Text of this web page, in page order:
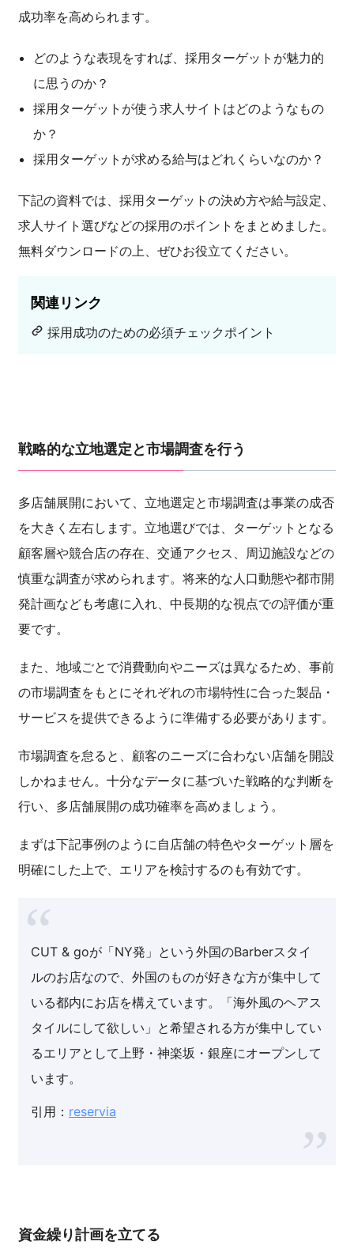
成功率を高められます。
どのような表現をすれば、採用ターゲットが魅力的
に思うのか？
採用ターゲットが使う求人サイトはどのようなもの
か？
採用ターゲットが求める給与はどれくらいなのか？
下記の資料では、採用ターゲットの決め方や給与設定、
求人サイト選びなどの採用のポイントをまとめました。
無料ダウンロードの上、ぜひお役立てください。
関連リンク
採用成功のための必須チェックポイント
戦略的な立地選定と市場調査を行う
多店舗展開において、立地選定と市場調査は事業の成否
を大きく左右します。立地選びでは、ターゲットとなる
顧客層や競合店の存在、交通アクセス、周辺施設などの
慎重な調査が求められます。将来的な人口動態や都市開
発計画なども考慮に入れ、中長期的な視点での評価が重
要です。
また、地域ごとで消費動向やニーズは異なるため、事前
の市場調査をもとにそれぞれの市場特性に合った製品・
サービスを提供できるように準備する必要があります。
市場調査を怠ると、顧客のニーズに合わない店舗を開設
しかねません。十分なデータに基づいた戦略的な判断を
行い、多店舗展開の成功確率を高めましょう。
まずは下記事例のように自店舗の特色やターゲット層を
明確にした上で、エリアを検討するのも有効です。
CUT & goが「NY発」という外国のBarberスタイ
ルのお店なので、外国のものが好きな方が集中して
いる都内にお店を構えています。「海外風のヘアス
タイルにして欲しい」と希望される方が集中してい
るエリアとして上野・神楽坂・銀座にオープンして
います。
引用： reservia
資金繰り計画を立てる